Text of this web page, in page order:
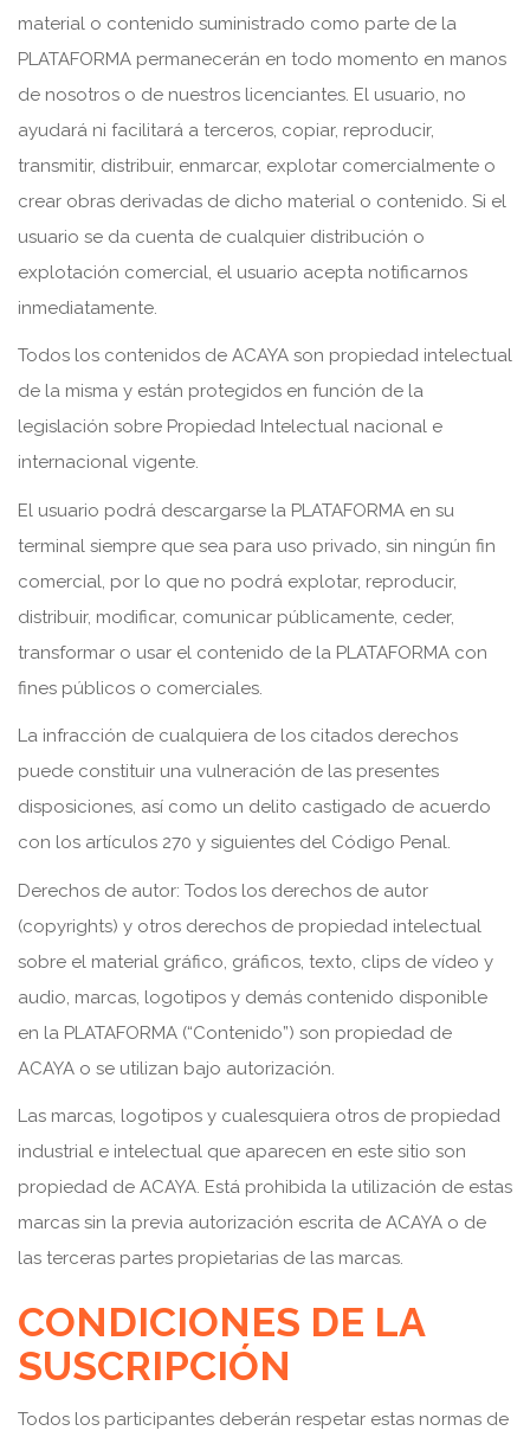
material o contenido suministrado como parte de la
PLATAFORMA permanecerán en todo momento en manos
de nosotros o de nuestros licenciantes. El usuario, no
ayudará ni facilitará a terceros, copiar, reproducir,
transmitir, distribuir, enmarcar, explotar comercialmente o
crear obras derivadas de dicho material o contenido. Si el
usuario se da cuenta de cualquier distribución o
explotación comercial, el usuario acepta notificarnos
inmediatamente.
Todos los contenidos de ACAYA son propiedad intelectual
de la misma y están protegidos en función de la
legislación sobre Propiedad Intelectual nacional e
internacional vigente.
El usuario podrá descargarse la PLATAFORMA en su
terminal siempre que sea para uso privado, sin ningún fin
comercial, por lo que no podrá explotar, reproducir,
distribuir, modificar, comunicar públicamente, ceder,
transformar o usar el contenido de la PLATAFORMA con
fines públicos o comerciales.
La infracción de cualquiera de los citados derechos
puede constituir una vulneración de las presentes
disposiciones, así como un delito castigado de acuerdo
con los artículos 270 y siguientes del Código Penal.
Derechos de autor: Todos los derechos de autor
(copyrights) y otros derechos de propiedad intelectual
sobre el material gráfico, gráficos, texto, clips de vídeo y
audio, marcas, logotipos y demás contenido disponible
en la PLATAFORMA (“Contenido”) son propiedad de
ACAYA o se utilizan bajo autorización.
Las marcas, logotipos y cualesquiera otros de propiedad
industrial e intelectual que aparecen en este sitio son
propiedad de ACAYA. Está prohibida la utilización de estas
marcas sin la previa autorización escrita de ACAYA o de
las terceras partes propietarias de las marcas.
CONDICIONES DE LA
SUSCRIPCIÓN
Todos los participantes deberán respetar estas normas de